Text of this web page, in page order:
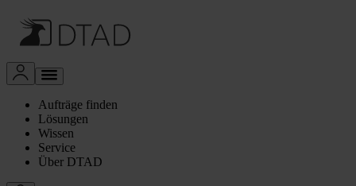
Aufträge finden
Lösungen
Wissen
Service
Über DTAD